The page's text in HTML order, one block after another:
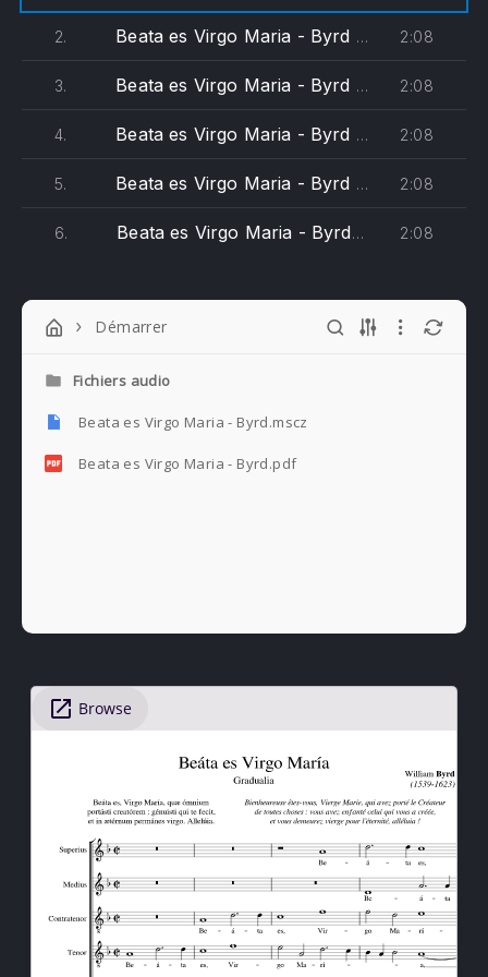
2. Beata es Virgo Maria - Byrd (superius) 2:08
3. Beata es Virgo Maria - Byrd (medius) 2:08
4. Beata es Virgo Maria - Byrd (contratenor) 2:08
5. Beata es Virgo Maria - Byrd (tenor) 2:08
6. Beata es Virgo Maria - Byrd (bassus) 2:08
Démarrer
Fichiers audio
Beata es Virgo Maria - Byrd.mscz
Beata es Virgo Maria - Byrd.pdf